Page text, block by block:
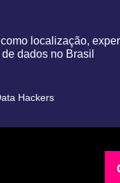
localização,
dados no Brasil
Hackers